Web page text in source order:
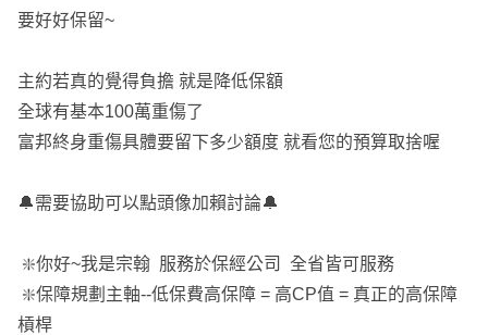
從您的文中沒有看到醫療(實支實付)的規劃，
現在醫療生態，多數的藥材或手術都需要自費，或是自費才
能用取更好的治療，
所以蠻建議您可以優先考量這部分呦！
詳細需要了解您的預算、需求，才能精準建議呦~
希望有幫助到你💛
要好好保留~
主約若真的覺得負擔 就是降低保額
全球有基本100萬重傷了
富邦終身重傷具體要留下多少額度 就看您的預算取捨喔
🔔需要協助可以點頭像加賴討論🔔
❇️你好~我是宗翰 服務於保經公司 全省皆可服務
❇️保障規劃主軸--低保費高保障 = 高CP值 = 真正的高保障
槓桿